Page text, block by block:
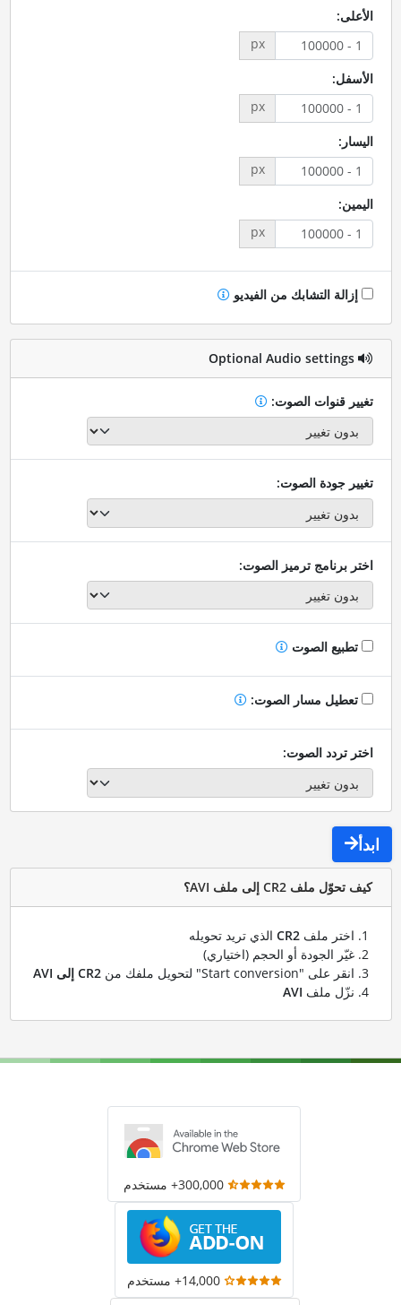
الأعلى:
px
الأسفل:
px
اليسار:
px
اليمين:
px
إزالة التشابك من الفيديو
Optional Audio settings
تغيير قنوات الصوت:
تغيير جودة الصوت:
اختر برنامج ترميز الصوت:
تطبيع الصوت
تعطيل مسار الصوت:
اختر تردد الصوت:
ابدأ
كيف تحوّل ملف CR2 إلى ملف AVI؟
اختر ملف CR2الذي تريد تحويله
غيّر الجودة أو الحجم (اختياري)
انقر على "Start conversion" لتحويل ملفك من
CR2 إلى AVI
نزّل ملف AVI
300,000+ مستخدم
14,000+ مستخدم